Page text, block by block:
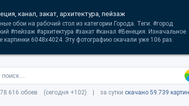
канал, закат, архитектура, пейзаж
обои на рабочий стол из категории Города. Теги: #город
#пейзаж #архитектура #закат #канал #Венеция. Изначальное
картинки 6048x4024. Эту фотографию скачали уже 106 раз.
обоев (сегодня +102) | за сутки скачано 59.739